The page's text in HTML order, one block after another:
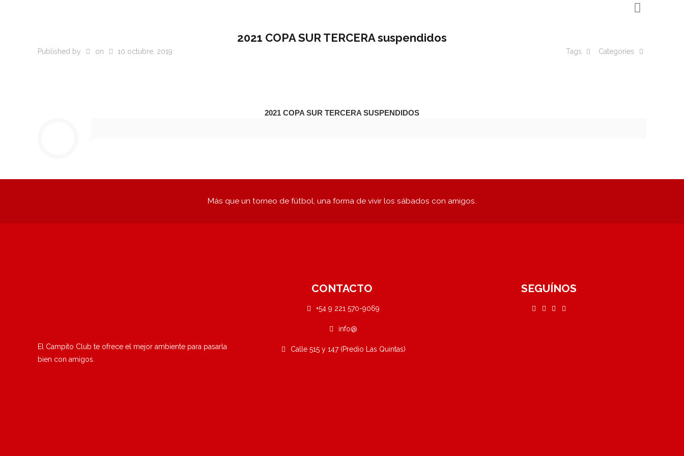
2021 COPA SUR TERCERA suspendidos
Published by on 10 octubre, 2019 Categories
Tags
2021 COPA SUR TERCERA suspendidos
Más que un torneo de fútbol, una forma de vivir los sábados con amigos.
El Campito Club te ofrece el mejor ambiente para pasarla
bien con amigos.
CONTACTO
+54 9 221 570-9069
info@
Calle 515 y 147 (Predio Las Quintas)
SEGUÍNOS